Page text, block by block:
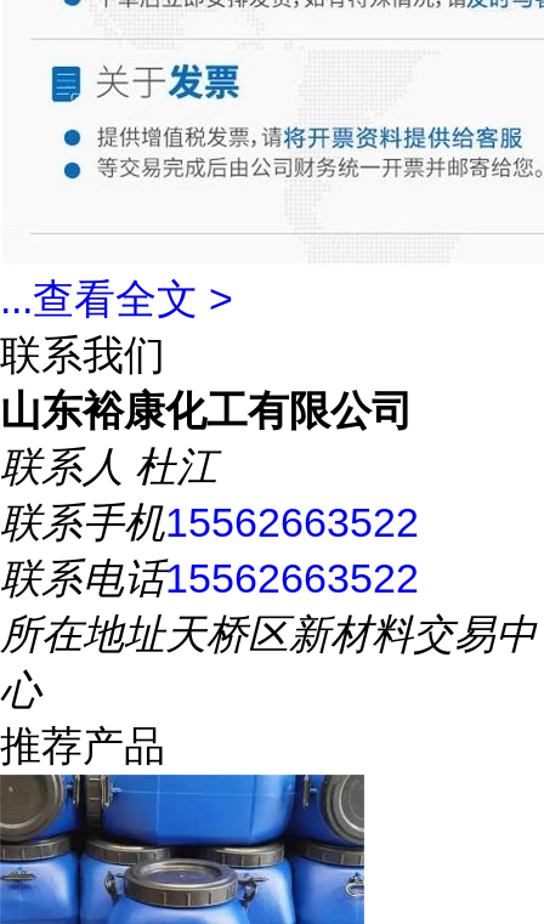
...查看全文 >
联系我们
山东裕康化工有限公司
联系人 杜江
联系手机15562663522
联系电话15562663522
所在地址天桥区新材料交易中
心
推荐产品